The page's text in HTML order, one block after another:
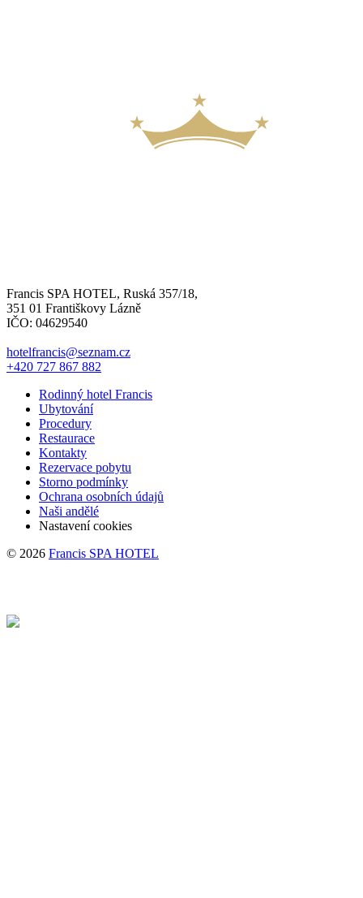
Francis SPA HOTEL, Ruská 357/18,
351 01 Františkovy Lázně
IČO: 04629540
hotelfrancis@seznam.cz
+420 727 867 882
Rodinný hotel Francis
Ubytování
Procedury
Restaurace
Kontakty
Rezervace pobytu
Storno podmínky
Ochrana osobních údajů
Naši andělé
Nastavení cookies
© 2026 Francis SPA HOTEL